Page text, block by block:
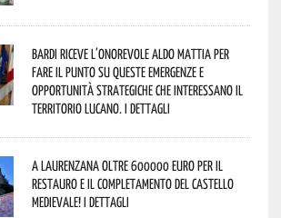
Bardi riceve l’onorevole Aldo Mattia per
fare il punto su queste emergenze e
opportunità strategiche che interessano il
territorio lucano. I dettagli
A Laurenzana oltre 600000 euro per il
restauro e il completamento del Castello
Medievale! I dettagli